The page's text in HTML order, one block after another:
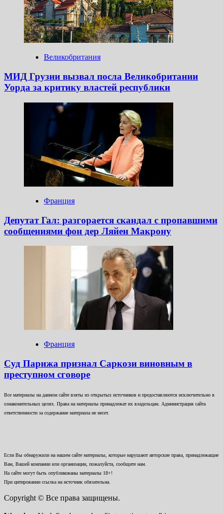
Великобритания
МИД Грузии вызвал посла Великобритании
Уорда за критику властей республики
Франция
Депутат Гал: разгорается скандал с пропавшими
сообщениями фон дер Ляйен Макрону
Франция
Суд Парижа признал Саркози виновным в
преступном сговоре
Все материалы на данном сайте взяты из открытых источников и предоставляются исключительно в
ознакомительных целях. Права на материалы принадлежат их владельцам. Администрация сайта
ответственности за содержание материала не несет.
Если Вы обнаружили на нашем сайте материалы, которые нарушают авторские права, принадлежащие
Вам, Вашей компании или организации, пожалуйста, сообщите нам.
На сайте могут быть опубликованы материалы 18+!
При цитировании ссылка на источник обязательна.
Copyright © Все права защищены.